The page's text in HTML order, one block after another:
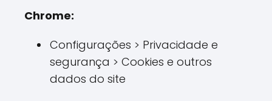
Chrome:
Configurações > Privacidade e
segurança > Cookies e outros
dados do site